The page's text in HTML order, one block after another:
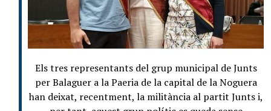
Els tres representants del grup municipal de Junts
per Balaguer a la Paeria de la capital de la Noguera
han deixat, recentment, la militància al partit Junts i,